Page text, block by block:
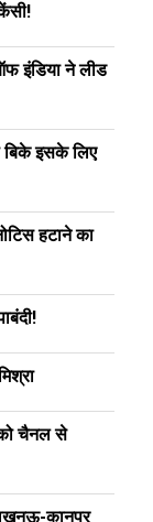
इंडिया ने लीड
बिके इसके लिए
हटाने का
को चैनल से
कानपुर